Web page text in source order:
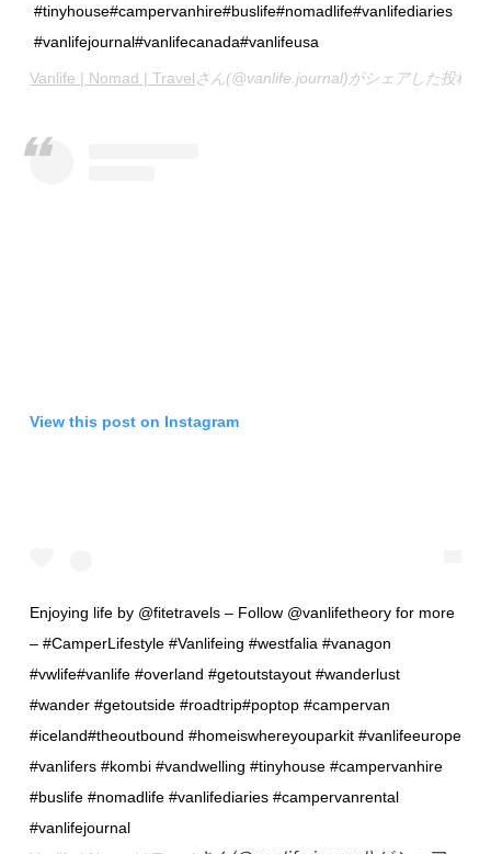
#tinyhouse#campervanhire#buslife#nomadlife#vanlifediaries
#vanlifejournal#vanlifecanada#vanlifeusa
Vanlife | Nomad | Travelさん(@vanlife.journal)がシェアした投稿 –
View this post on Instagram
Enjoying life by @fitetravels – Follow @vanlifetheory for more
– #CamperLifestyle #Vanlifeing #westfalia #vanagon
#vwlife#vanlife #overland #getoutstayout #wanderlust
#wander #getoutside #roadtrip#poptop #campervan
#iceland#theoutbound #homeiswhereyouparkit #vanlifeeurope
#vanlifers #kombi #vandwelling #tinyhouse #campervanhire
#buslife #nomadlife #vanlifediaries #campervanrental
#vanlifejournal